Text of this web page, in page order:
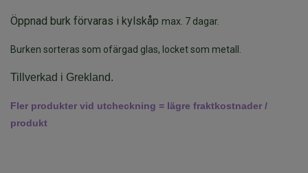
Öppnad burk förvaras i kylskåp max. 7 dagar.
Burken sorteras som ofärgad glas, locket som metall.
Tillverkad i Grekland.
Fler produkter vid utcheckning = lägre fraktkostnader /
produkt